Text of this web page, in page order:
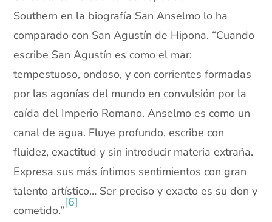
Southern en la biografía San Anselmo lo ha
comparado con San Agustín de Hipona. “Cuando
escribe San Agustín es como el mar:
tempestuoso, ondoso, y con corrientes formadas
por las agonías del mundo en convulsión por la
caída del Imperio Romano. Anselmo es como un
canal de agua. Fluye profundo, escribe con
fluidez, exactitud y sin introducir materia extraña.
Expresa sus más íntimos sentimientos con gran
talento artístico… Ser preciso y exacto es su don y
cometido.”
[6]